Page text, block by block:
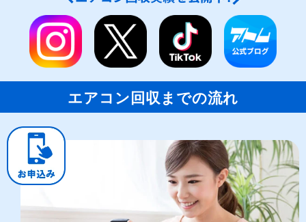
エアコン回収までの流れ